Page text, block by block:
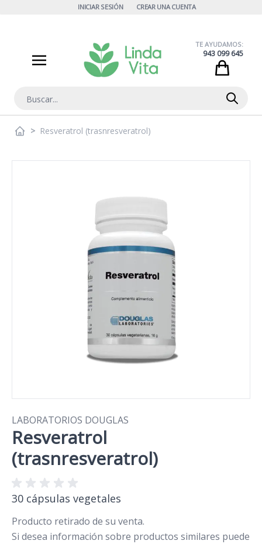
INICIAR SESIÓN CREAR UNA CUENTA
Buscar
TE AYUDAMOS:
943 099 645
> Resveratrol (trasnresveratrol)
LABORATORIOS DOUGLAS
Resveratrol
(trasnresveratrol)
30 cápsulas vegetales
Producto retirado de su venta.
Si desea información sobre productos similares puede